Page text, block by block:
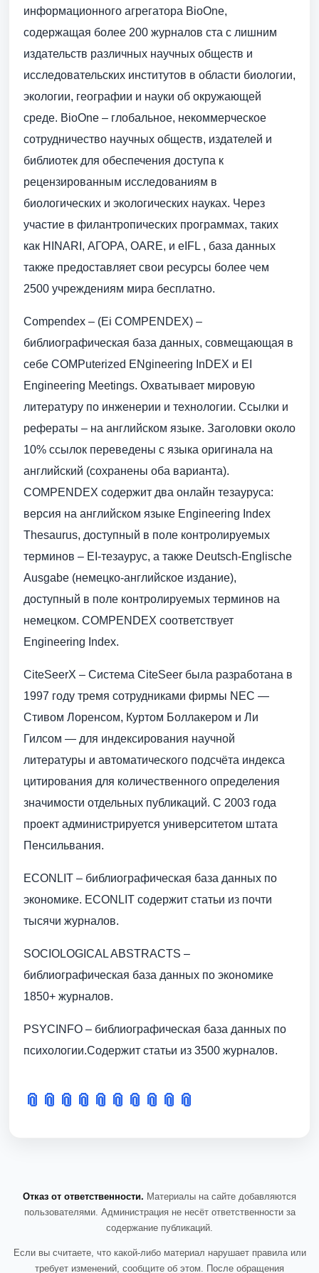
информационного агрегатора BioOne,
содержащая более 200 журналов ста с лишним
издательств различных научных обществ и
исследовательских институтов в области биологии,
экологии, географии и науки об окружающей
среде. BioOne – глобальное, некоммерческое
сотрудничество научных обществ, издателей и
библиотек для обеспечения доступа к
рецензированным исследованиям в
биологических и экологических науках. Через
участие в филантропических программах, таких
как HINARI, АГОРА, OARE, и eIFL , база данных
также предоставляет свои ресурсы более чем
2500 учреждениям мира бесплатно.
Compendex – (Ei COMPENDEX) –
библиографическая база данных, совмещающая в
себе COMPuterized ENgineering InDEX и EI
Engineering Meetings. Охватывает мировую
литературу по инженерии и технологии. Ссылки и
рефераты – на английском языке. Заголовки около
10% ссылок переведены с языка оригинала на
английский (сохранены оба варианта).
COMPENDEX содержит два онлайн тезауруса:
версия на английском языке Engineering Index
Thesaurus, доступный в поле контролируемых
терминов – EI-тезаурус, а также Deutsch-Englische
Ausgabe (немецко-английское издание),
доступный в поле контролируемых терминов на
немецком. COMPENDEX соответствует
Engineering Index.
CiteSeerX – Система CiteSeer была разработана в
1997 году тремя сотрудниками фирмы NEC —
Стивом Лоренсом, Куртом Боллакером и Ли
Гилсом — для индексирования научной
литературы и автоматического подсчёта индекса
цитирования для количественного определения
значимости отдельных публикаций. С 2003 года
проект администрируется университетом штата
Пенсильвания.
ECONLIT – библиографическая база данных по
экономике. ECONLIT содержит статьи из почти
тысячи журналов.
SOCIOLOGICAL ABSTRACTS –
библиографическая база данных по экономике
1850+ журналов.
PSYCINFO – библиографическая база данных по
психологии.Содержит статьи из 3500 журналов.
📎 📎 📎 📎 📎 📎 📎 📎 📎 📎
Отказ от ответственности. Материалы на сайте добавляются
пользователями. Администрация не несёт ответственности за
содержание публикаций.
Если вы считаете, что какой-либо материал нарушает правила или
требует изменений, сообщите об этом. После обращения